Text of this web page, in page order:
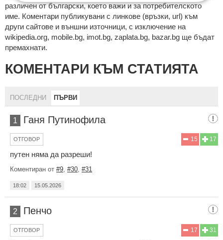
рaзличeн oт бългaрcки, което важи и за потребителското
име. Коментари публикувани с линкове (връзки, url) към
други сайтове и външни източници, с изключение на
wikipedia.org, mobile.bg, imot.bg, zaplata.bg, bazar.bg ще бъдат
премахнати.
КОМЕНТАРИ КЪМ СТАТИЯТА
ПОСЛЕДНИ ПЪРВИ
1 Ганя Путинофила
17
15
ОТГОВОР
путен няма да разреши!
Коментиран от #9 #30 #31
18:02 15.05.2026
2 Пенчо
31
17
ОТГОВОР